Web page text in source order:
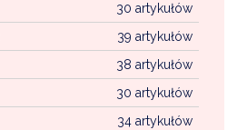
30 artykułów
39 artykułów
38 artykułów
30 artykułów
34 artykułów